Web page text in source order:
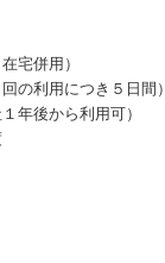
宅併用）
の利用につき５日間）
年後から利用可）